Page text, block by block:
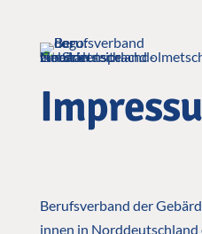
Berufsverband der
innen in Norddeutschland